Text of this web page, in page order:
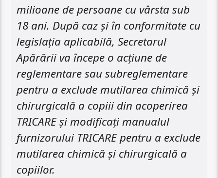
milioane de persoane cu vârsta sub
18 ani. După caz ​​și în conformitate cu
legislația aplicabilă, Secretarul
Apărării va începe o acțiune de
reglementare sau subreglementare
pentru a exclude mutilarea chimică și
chirurgicală a copiii din acoperirea
TRICARE și modificați manualul
furnizorului TRICARE pentru a exclude
mutilarea chimică și chirurgicală a
copiilor.